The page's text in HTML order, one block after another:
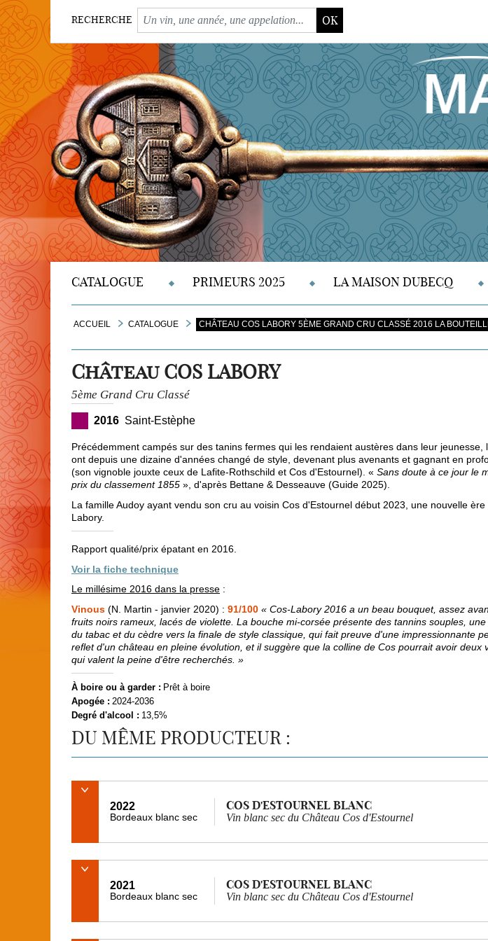
RECHERCHE OK
CATALOGUE PRIMEURS 2025 LA MAISON DUBECQ
ACCUEIL CATALOGUE CHÂTEAU COS LABORY 5ÈME GRAND CRU CLASSÉ 2016 LA
Château COS LABORY
5ème Grand Cru Classé
2016 Saint-Estèphe
Précédemment campés sur des tanins fermes qui les rendaient austères dans leur
ont depuis une dizaine d'années changé de style, devenant plus avenants et gagnant en
(son vignoble jouxte ceux de Lafite-Rothschild et Cos d'Estournel). «Sans doute à ce jour le
prix du classement 1855 », d'après Bettane & Desseauve (Guide 2025).
La famille Audoy ayant vendu son cru au voisin Cos d'Estournel début 2023, une nouvelle
Labory.
Rapport qualité/prix épatant en 2016.
Voir la fiche technique
Le millésime 2016 dans la presse :
Vinous(N. Martin - janvier 2020) : 91/100 « Cos-Labory 2016 a un beau bouquet, assez
fruits noirs rameux, lacés de violette. La bouche mi-corsée présente des tannins souples, une
du tabac et du cèdre vers la finale de style classique, qui fait preuve d'une impressionnante
reflet d'un château en pleine évolution, et il suggère que la colline de Cos pourrait avoir deux
qui valent la peine d'être recherchés. »
À boire ou à garder : Prêt à boire
Apogée : 2024-2036
Degré d'alcool : 13,5%
DU MÊME PRODUCTEUR :
2022
Bordeaux blanc sec
COS D'ESTOURNEL BLANC
Vin blanc sec du Château Cos d'Estournel
2021
Bordeaux blanc sec
COS D'ESTOURNEL BLANC
Vin blanc sec du Château Cos d'Estournel